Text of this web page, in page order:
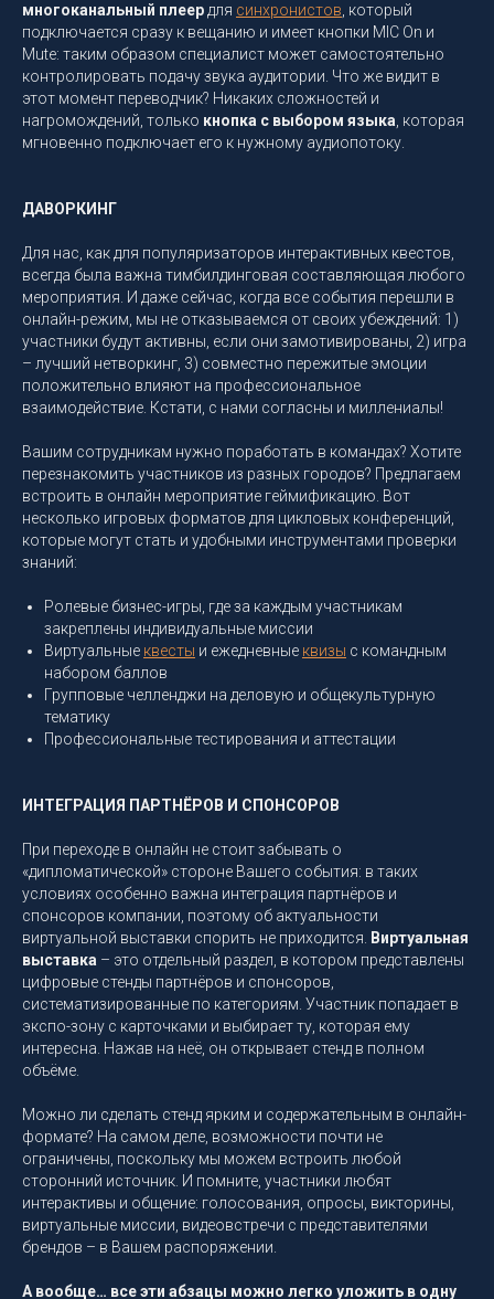
многоканальный плеер для синхронистов , который
подключается сразу к вещанию и имеет кнопки MIC On и
Mute: таким образом специалист может самостоятельно
контролировать подачу звука аудитории. Что же видит в
этот момент переводчик? Никаких сложностей и
нагромождений, только кнопка с выбором языка , которая
мгновенно подключает его к нужному аудиопотоку.
ДАВОРКИНГ
Для нас, как для популяризаторов интерактивных квестов,
всегда была важна тимбилдинговая составляющая любого
мероприятия. И даже сейчас, когда все события перешли в
онлайн-режим, мы не отказываемся от своих убеждений: 1)
участники будут активны, если они замотивированы, 2) игра
– лучший нетворкинг, 3) совместно пережитые эмоции
положительно влияют на профессиональное
взаимодействие. Кстати, с нами согласны и миллениалы!
Вашим сотрудникам нужно поработать в командах? Хотите
перезнакомить участников из разных городов? Предлагаем
встроить в онлайн мероприятие геймификацию. Вот
несколько игровых форматов для цикловых конференций,
которые могут стать и удобными инструментами проверки
знаний:
Ролевые бизнес-игры, где за каждым участникам
закреплены индивидуальные миссии
Виртуальные квесты и ежедневные квизы с командным
набором баллов
Групповые челленджи на деловую и общекультурную
тематику
Профессиональные тестирования и аттестации
ИНТЕГРАЦИЯ ПАРТНЁРОВ И СПОНСОРОВ
При переходе в онлайн не стоит забывать о
«дипломатической» стороне Вашего события: в таких
условиях особенно важна интеграция партнёров и
спонсоров компании, поэтому об актуальности
виртуальной выставки спорить не приходится.
Виртуальная
выставка – это отдельный раздел, в котором представлены
цифровые стенды партнёров и спонсоров,
систематизированные по категориям. Участник попадает в
экспо-зону с карточками и выбирает ту, которая ему
интересна. Нажав на неё, он открывает стенд в полном
объёме.
Можно ли сделать стенд ярким и содержательным в онлайн-
формате? На самом деле, возможности почти не
ограничены, поскольку мы можем встроить любой
сторонний источник. И помните, участники любят
интерактивы и общение: голосования, опросы, викторины,
виртуальные миссии, видеовстречи с представителями
брендов – в Вашем распоряжении.
А вообще… все эти абзацы можно легко уложить в одну